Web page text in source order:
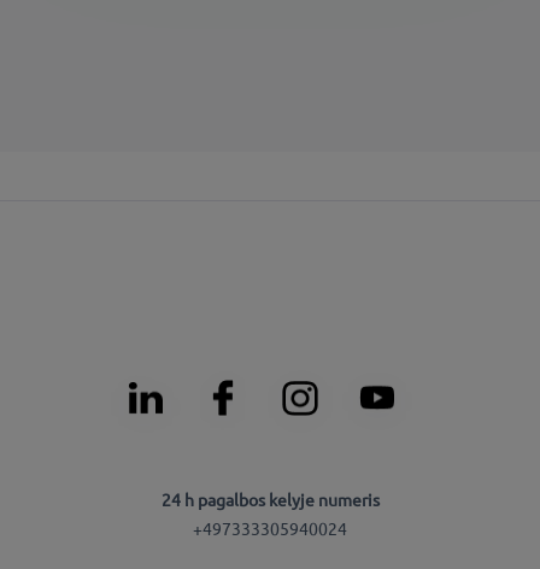
24 h pagalbos kelyje numeris
+497333305940024